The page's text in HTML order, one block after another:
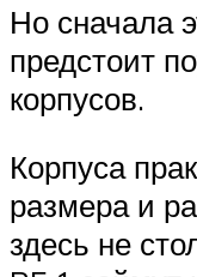
Но сначала
предстоит
корпусов.
Корпуса
размера и
здесь не